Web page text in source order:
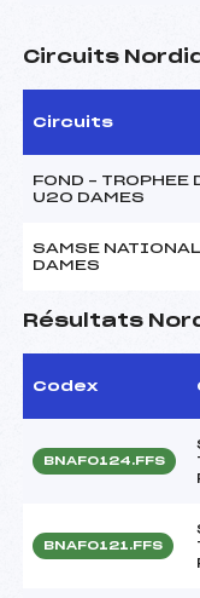
Circuits
Circuits
FOND – TROPHEE
U20 DAMES
SAMSE
DAMES
Résultats
Codex
BNAF0124.FFS
BNAF0121.FFS